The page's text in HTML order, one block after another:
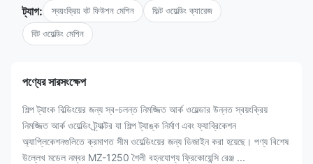
ট্যাগ: স্বয়ংক্রিয় বট ফিউশন মেশিন ফিল্ট ওয়েল্ডিং ক্যারেজ
বিট ওয়েল্ডিং মেশিন
পণ্যের সারসংক্ষেপ
শিল্প ট্যাংক বিল্ডিংয়ের জন্য স্ব-চলন্ত নিমজ্জিত আর্ক ওয়েল্ডার উন্নত স্বয়ংক্রিয়
নিমজ্জিত আর্ক ওয়েল্ডিং ট্র্যাক্টর যা শিল্প ট্যাঙ্ক নির্মাণ এবং ফ্যাব্রিকেশন
অ্যাপ্লিকেশনগুলিতে ক্রমাগত সীম ওয়েল্ডিংয়ের জন্য ডিজাইন করা হয়েছে। পণ্য বিশেষ
উল্লেখ মডেল নম্বর MZ-1250 শৈলী বহনযোগ্য ফ্রিকোয়েন্সি রেঞ্জ ...